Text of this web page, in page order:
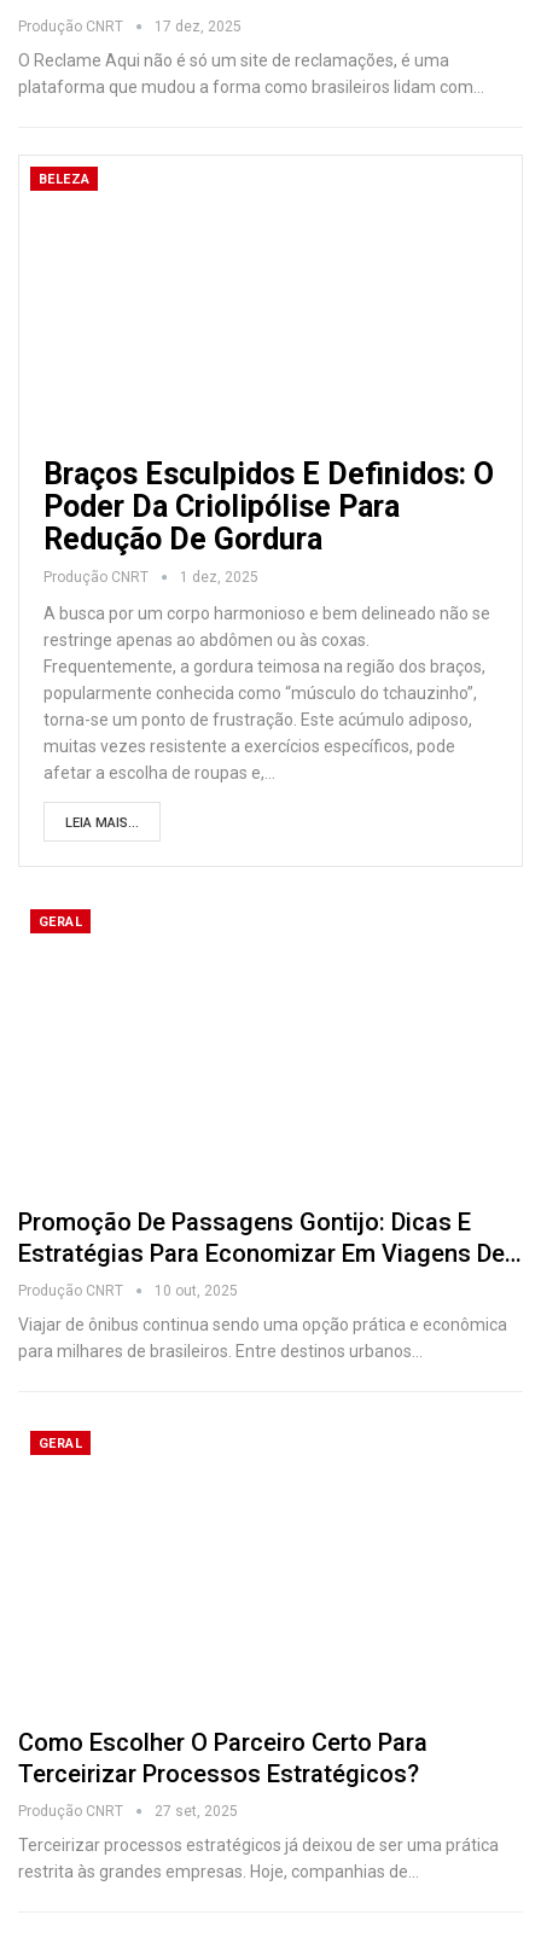
Produção CNRT 17 dez, 2025
O Reclame Aqui não é só um site de reclamações, é uma
plataforma que mudou a forma como brasileiros lidam com…
BELEZA
Braços Esculpidos E Definidos: O
Poder Da Criolipólise Para
Redução De Gordura
Produção CNRT 1 dez, 2025
A busca por um corpo harmonioso e bem delineado não se
restringe apenas ao abdômen ou às coxas.
Frequentemente, a gordura teimosa na região dos braços,
popularmente conhecida como “músculo do tchauzinho”,
torna-se um ponto de frustração. Este acúmulo adiposo,
muitas vezes resistente a exercícios específicos, pode
afetar a escolha de roupas e,…
LEIA MAIS...
GERAL
Promoção De Passagens Gontijo: Dicas E
Estratégias Para Economizar Em Viagens De…
Produção CNRT 10 out, 2025
Viajar de ônibus continua sendo uma opção prática e econômica
para milhares de brasileiros. Entre destinos urbanos
GERAL
Como Escolher O Parceiro Certo Para
Terceirizar Processos Estratégicos?
Produção CNRT 27 set, 2025
Terceirizar processos estratégicos já deixou de ser uma prática
restrita às grandes empresas. Hoje, companhias de…